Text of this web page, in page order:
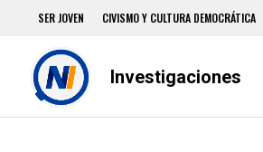
SER JOVEN CIVISMO Y CULTURA DEMOCRÁTICA
Investigaciones